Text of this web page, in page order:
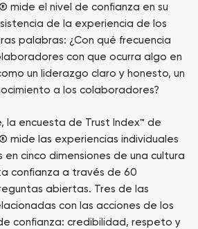
mide el nivel de confianza en su
de la experiencia de los
palabras: ¿Con qué frecuencia
con que ocurra algo en
un liderazgo claro y honesto, un
a los colaboradores?
la encuesta de Trust Index™ de
mide las experiencias individuales
cinco dimensiones de una cultura
confianza a través de 60
abiertas. Tres de las
con las acciones de los
confianza: credibilidad, respeto y